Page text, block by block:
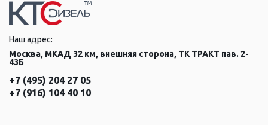
Наш адрес:
Москва, МКАД 32 км, внешняя сторона, ТК ТРАКТ пав. 2-
43Б
+7 (495) 204 27 05
+7 (916) 104 40 10